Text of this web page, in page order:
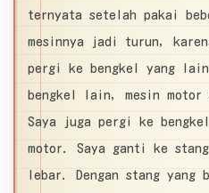
ternyata setelah pakai
mesinnya jadi turun,
pergi ke bengkel yang
bengkel lain, mesin
Saya juga pergi ke
motor. Saya ganti ke
lebar. Dengan stang